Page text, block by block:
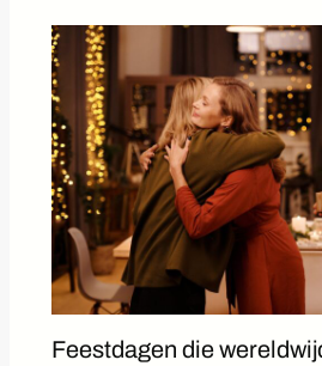
Feestdagen die